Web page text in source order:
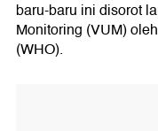
baru-baru ini disorot
Monitoring (VUM)
(WHO).